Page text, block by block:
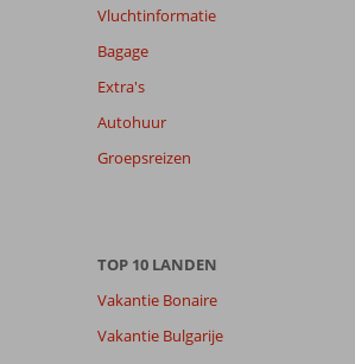
Vluchtinformatie
Bagage
Extra's
Autohuur
Groepsreizen
TOP 10 LANDEN
Vakantie Bonaire
Vakantie Bulgarije